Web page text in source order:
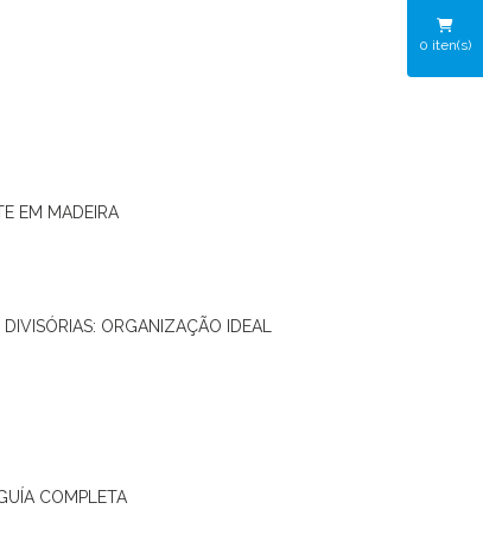
EM MADEIRA
ORGANIZAÇÃO IDEAL
COMPLETA
0 iten(s)